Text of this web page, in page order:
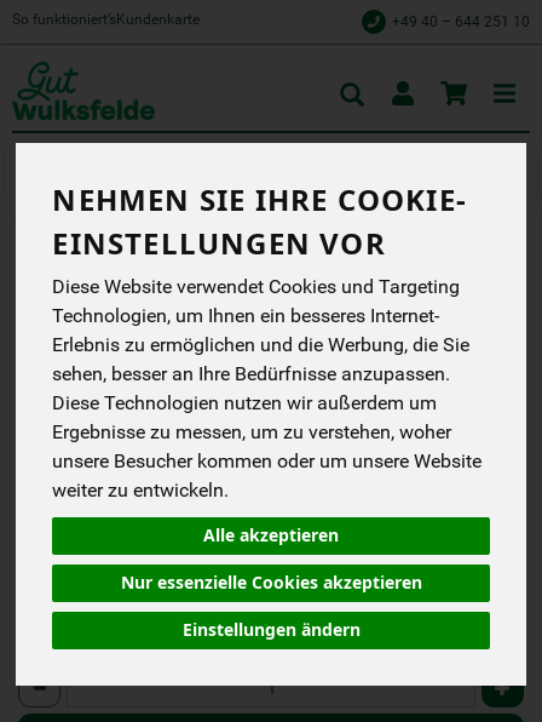
NEHMEN SIE IHRE COOKIE-
EINSTELLUNGEN VOR
Diese Website verwendet Cookies und Targeting
Technologien, um Ihnen ein besseres Internet-
Erlebnis zu ermöglichen und die Werbung, die Sie
sehen, besser an Ihre Bedürfnisse anzupassen.
Diese Technologien nutzen wir außerdem um
Ergebnisse zu messen, um zu verstehen, woher
unsere Besucher kommen oder um unsere Website
weiter zu entwickeln.
Alle akzeptieren
Nur essenzielle Cookies akzeptieren
Einstellungen ändern
So funktioniert’s Kundenkarte +49 40 – 644 251 10
HOLSTEINER BRATWURST
4 STK 300 G WULKSFELDE
Gut Wulksfelde
DB
9,27 € * / Stk
30,90 € / kg
(30,90 € / kg)
inkl. 7% MwSt.
Stück
Anzahl
Toggle
cart